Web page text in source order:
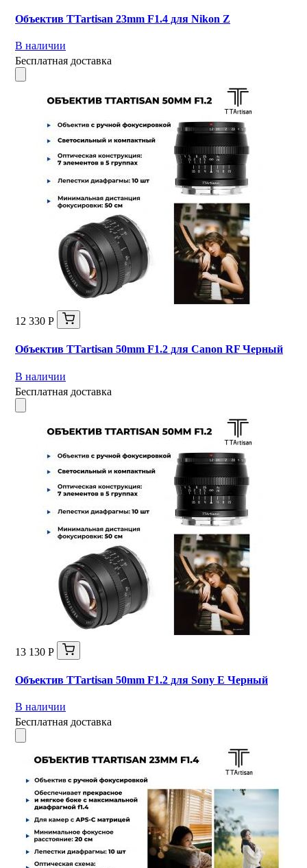
Объектив TTartisan 23mm F1.4 для Nikon Z
В наличии
Бесплатная доставка
12 330 Р
Объектив TTartisan 50mm F1.2 для Canon RF Черный
В наличии
Бесплатная доставка
13 130 Р
Объектив TTartisan 50mm F1.2 для Sony E Черный
В наличии
Бесплатная доставка